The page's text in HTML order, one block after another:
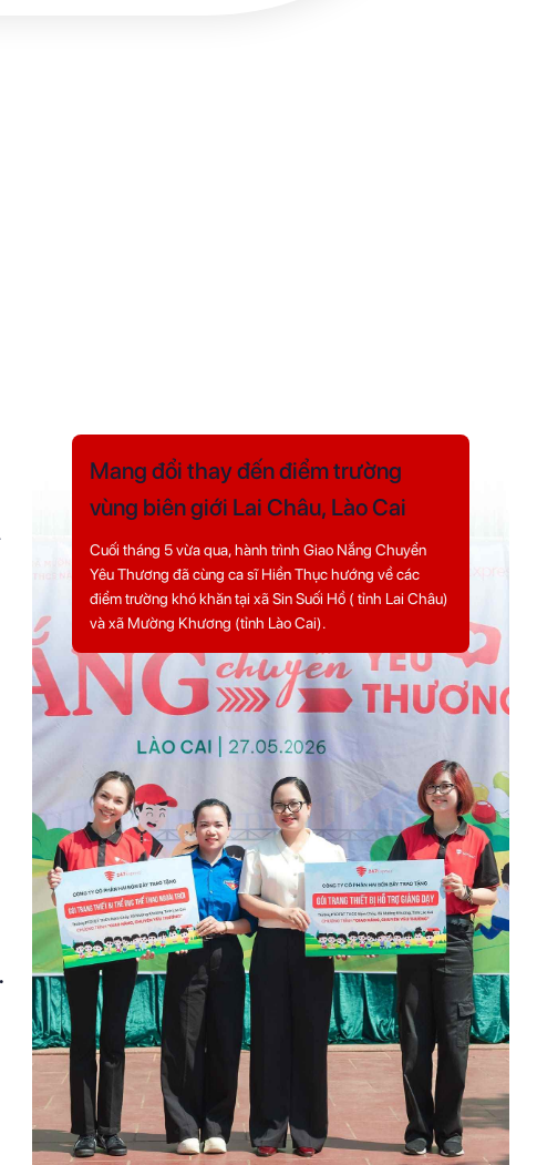
Mang đổi thay đến điểm trường
vùng biên giới Lai Châu, Lào Cai
Cuối tháng 5 vừa qua, hành trình Giao Nắng Chuyển
Yêu Thương đã cùng ca sĩ Hiền Thục hướng về các
điểm trường khó khăn tại xã Sin Suối Hồ ( tỉnh Lai Châu)
và xã Mường Khương (tỉnh Lào Cai).